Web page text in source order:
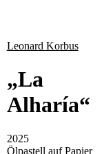
Leonard Korbus
„La
Alharía“
2025
Ölpastell auf Papier